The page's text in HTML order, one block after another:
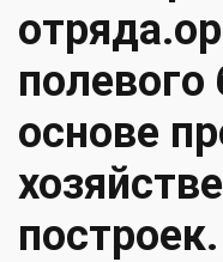
основе
построек.